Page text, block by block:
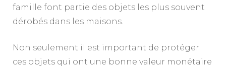
famille font partie des objets les plus souvent
dérobés dans les maisons.
Non seulement il est important de protéger
ces objets qui ont une bonne valeur monétaire